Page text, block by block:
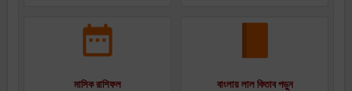
মাসিক রাশিফল বাংলায় লাল কিতাব পড়ুন